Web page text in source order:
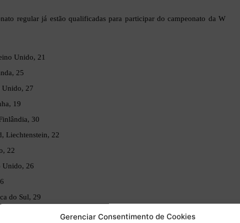
Gerenciar Consentimento de Cookies
regular já estão qualificadas para participar do campeonato da W
Unido, 21
25
Unido, 27
19
30
Liechtenstein, 22
22
Unido, 26
do Sul, 29
Unido, 25